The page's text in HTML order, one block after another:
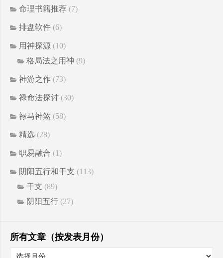
命理书籍推荐 (7)
排盘软件 (6)
用神探源 (10)
格局法之用神 (9)
神游之作 (73)
禄命法探讨 (30)
禄马神煞 (58)
精选 (28)
职易融合 (1)
阴阳五行和干支 (113)
干支 (89)
阴阳五行 (27)
所有文章（按发表月份）